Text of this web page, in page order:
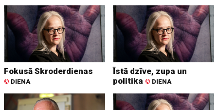
Fokusā Skroderdienas
© DIENA
Īstā dzīve, zupa un
politika © DIENA